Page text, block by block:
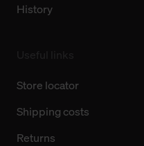
History
Store locator
Shipping costs
Returns